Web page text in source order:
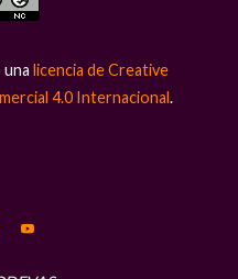
unalicencia de Creative
4.0 Internacional.